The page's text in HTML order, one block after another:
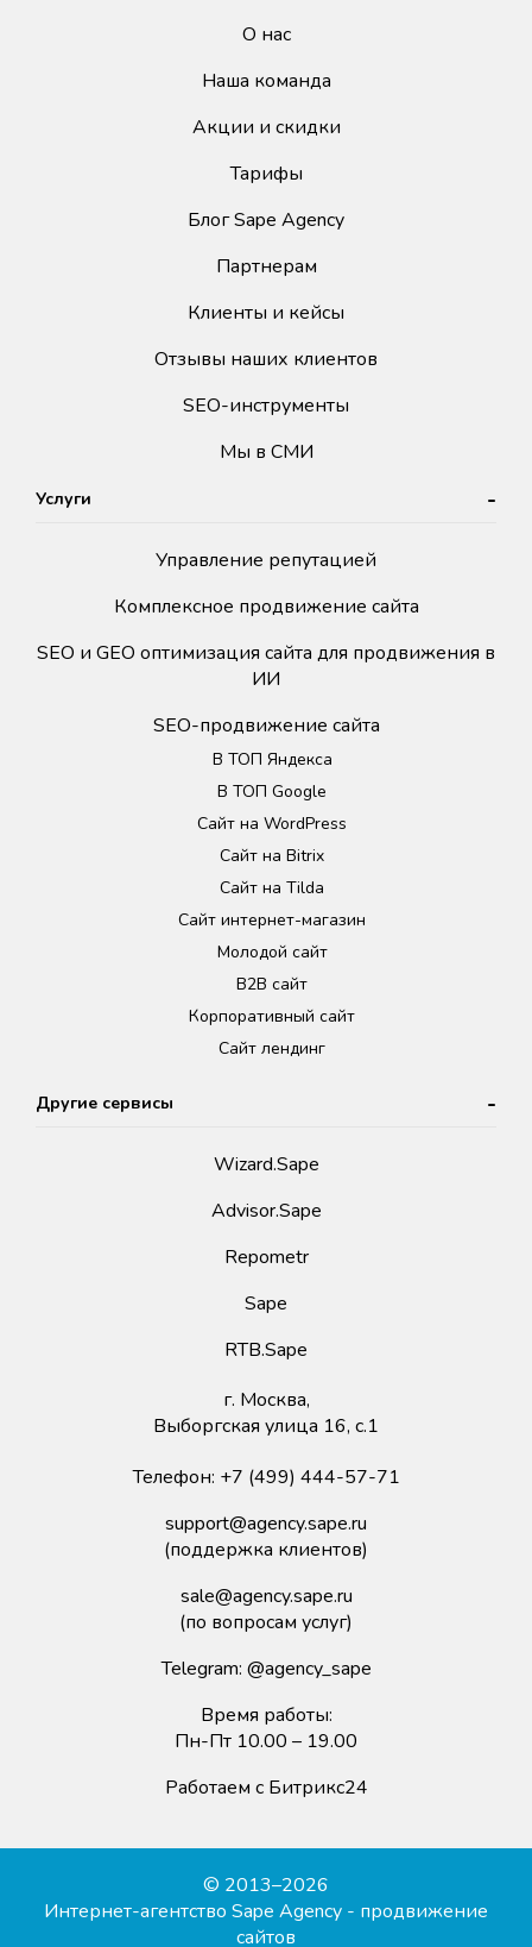
О нас
Наша команда
Акции и скидки
Тарифы
Блог Sape Agency
Партнерам
Клиенты и кейсы
Отзывы наших клиентов
SEO-инструменты
Мы в СМИ
Услуги
Управление репутацией
Комплексное продвижение сайта
SEO и GEO оптимизация сайта для продвижения в
ИИ
SEO-продвижение сайта
В ТОП Яндекса
В ТОП Google
Сайт на WordPress
Сайт на Bitrix
Сайт на Tilda
Сайт интернет-магазин
Молодой сайт
B2B сайт
Корпоративный сайт
Сайт лендинг
Другие сервисы
Wizard.Sape
Advisor.Sape
Repometr
Sape
RTB.Sape
г. Москва,
Выборгская улица 16, с.1
Телефон: +7 (499) 444-57-71
support@agency.sape.ru
(поддержка клиентов)
sale@agency.sape.ru
(по вопросам услуг)
Telegram: @agency_sape
Время работы:
Пн-Пт 10.00 – 19.00
Работаем с Битрикс24
© 2013–2026
Интернет-агентство Sape Agency - продвижение
сайтов